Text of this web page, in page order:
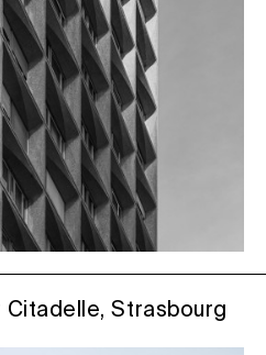
Strasbourg